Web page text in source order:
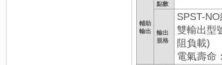
輔助
輸出
點數
輸出
規格
SPST-
雙輸出型
阻負載)
電氣壽命